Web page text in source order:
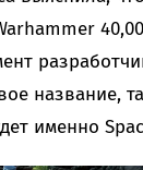
название,
именно